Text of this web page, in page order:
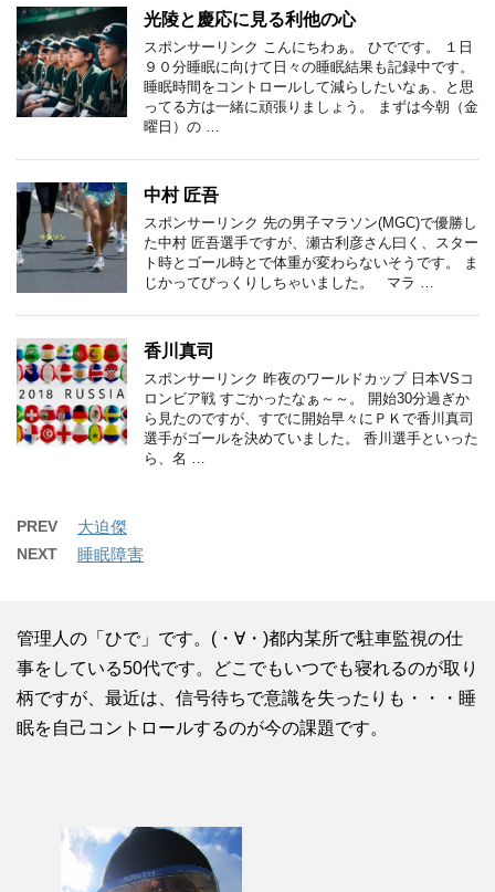
光陵と慶応に見る利他の心
スポンサーリンク こんにちわぁ。 ひでです。 １日
９０分睡眠に向けて日々の睡眠結果も記録中です。
睡眠時間をコントロールして減らしたいなぁ、と思
ってる方は一緒に頑張りましょう。 まずは今朝（金
曜日）の …
中村 匠吾
スポンサーリンク 先の男子マラソン(MGC)で優勝し
た中村 匠吾選手ですが、瀬古利彦さん曰く、スター
ト時とゴール時とで体重が変わらないそうです。 ま
じかってびっくりしちゃいました。 マラ …
香川真司
スポンサーリンク 昨夜のワールドカップ 日本VSコ
ロンビア戦 すごかったなぁ～～。 開始30分過ぎか
ら見たのですが、すでに開始早々にＰＫで香川真司
選手がゴールを決めていました。 香川選手といった
ら、名 …
PREV 大迫傑
NEXT 睡眠障害
管理人の「ひで」です。(・∀・)都内某所で駐車監視の仕
事をしている50代です。どこでもいつでも寝れるのが取り
柄ですが、最近は、信号待ちで意識を失ったりも・・・睡
眠を自己コントロールするのが今の課題です。